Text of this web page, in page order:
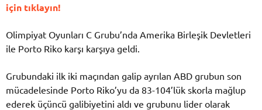
için tıklayın!
Olimpiyat Oyunları C Grubu’nda Amerika Birleşik Devletleri
ile Porto Riko karşı karşıya geldi.
Grubundaki ilk iki maçından galip ayrılan ABD grubun son
mücadelesinde Porto Riko’yu da 83-104’lük skorla mağlup
ederek üçüncü galibiyetini aldı ve grubunu lider olarak